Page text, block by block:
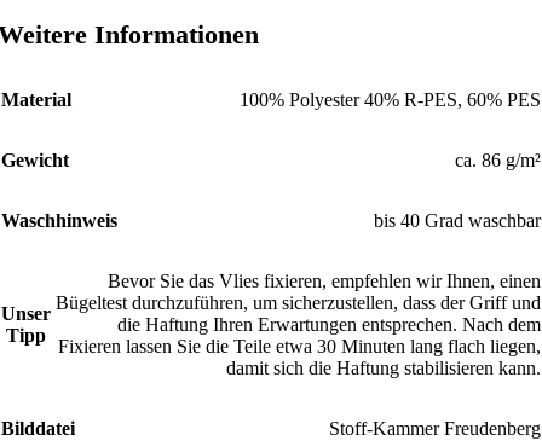
Informationen
Material 100% Polyester 40% R-PES, 60% PES
Gewicht ca. 86 g/m²
Waschhinweis bis 40 Grad waschbar
Unser
Tipp
Bevor Sie das Vlies fixieren, empfehlen wir Ihnen, einen
Bügeltest durchzuführen, um sicherzustellen, dass der Griff und
die Haftung Ihren Erwartungen entsprechen. Nach dem
Fixieren lassen Sie die Teile etwa 30 Minuten lang flach liegen,
damit sich die Haftung stabilisieren kann.
Bilddatei Stoff-Kammer Freudenberg